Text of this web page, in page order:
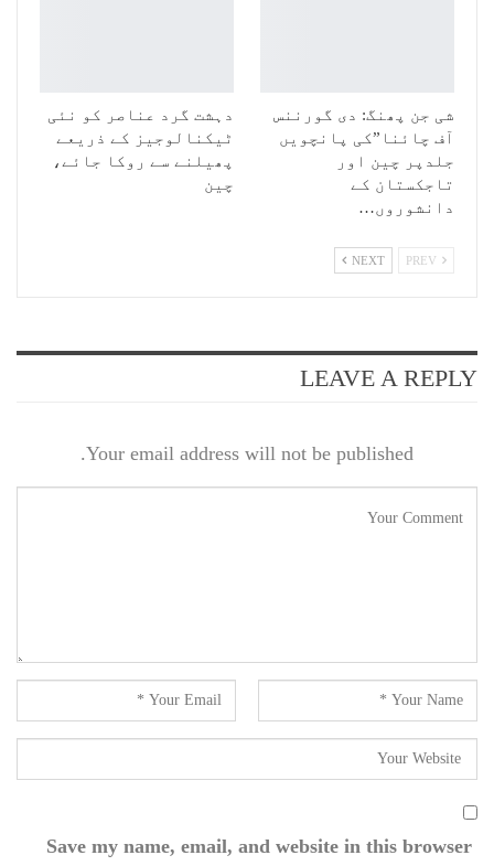
شی جن پھنگ: دی گورننس
آف چائنا”کی پانچویں
جلدپر چین اور
تاجکستان کے
دانشوروں…
دہشت گرد عناصر کو نئی
ٹیکنالوجیز کے ذریعے
پھیلنے سے روکا جائے،
چین
NEXT
LEAVE A REPLY
Your email address will not be published.
Save my name, email, and website in this browser